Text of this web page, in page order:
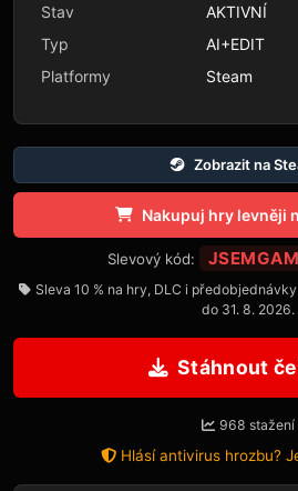
Stav
AKTIVNÍ
Typ
AI+EDIT
Platformy
Steam
Zobrazit na
Nakupuj hry levněji
Slevový kód:
Sleva 10 % na hry, DLC i
do 31. 8. 2026.
Stáhnout
968 stažení
Hlásí antivirus hrozbu?